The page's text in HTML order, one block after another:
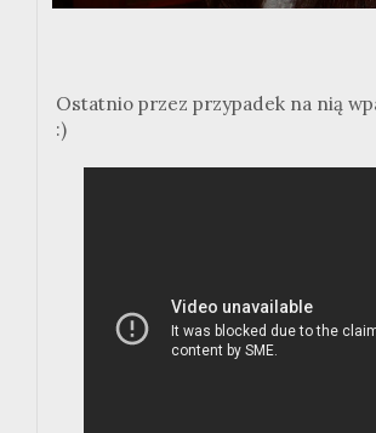
Ostatnio przez przypadek na nią
:)